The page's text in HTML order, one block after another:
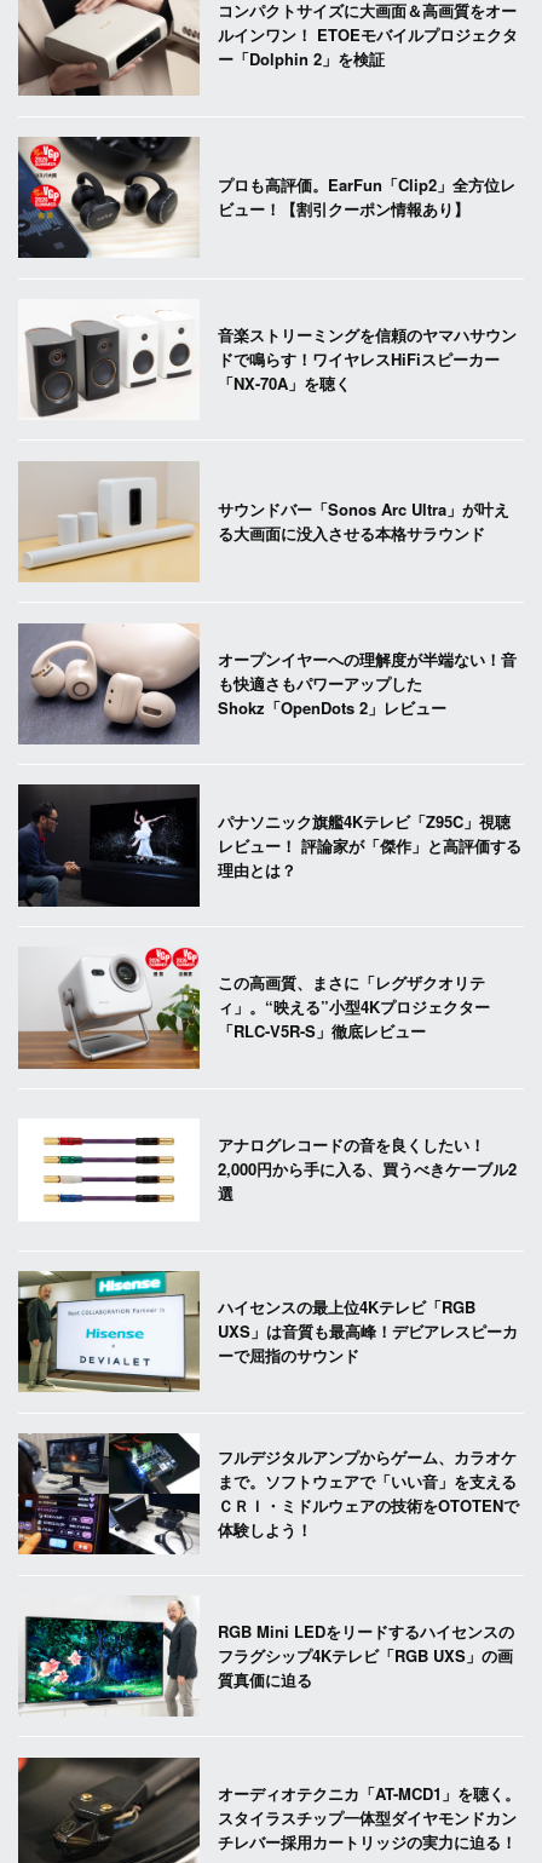
コンパクトサイズに大画面＆高画質をオー
ルインワン！ ETOEモバイルプロジェクタ
ー「Dolphin 2」を検証
プロも高評価。EarFun「Clip2」全方位レ
ビュー！【割引クーポン情報あり】
音楽ストリーミングを信頼のヤマハサウン
ドで鳴らす！ワイヤレスHiFiスピーカー
「NX-70A」を聴く
サウンドバー「Sonos Arc Ultra」が叶え
る大画面に没入させる本格サラウンド
オープンイヤーへの理解度が半端ない！音
も快適さもパワーアップした
Shokz「OpenDots 2」レビュー
パナソニック旗艦4Kテレビ「Z95C」視聴
レビュー！ 評論家が「傑作」と高評価する
理由とは？
この高画質、まさに「レグザクオリテ
ィ」。“映える”小型4Kプロジェクター
「RLC-V5R-S」徹底レビュー
アナログレコードの音を良くしたい！
2,000円から手に入る、買うべきケーブル2
選
ハイセンスの最上位4Kテレビ「RGB
UXS」は音質も最高峰！デビアレスピーカ
ーで屈指のサウンド
フルデジタルアンプからゲーム、カラオケ
まで。ソフトウェアで「いい音」を支える
ＣＲＩ・ミドルウェアの技術をOTOTENで
体験しよう！
RGB Mini LEDをリードするハイセンスの
フラグシップ4Kテレビ「RGB UXS」の画
質真価に迫る
オーディオテクニカ「AT-MCD1」を聴く。
スタイラスチップ一体型ダイヤモンドカン
チレバー採用カートリッジの実力に迫る！